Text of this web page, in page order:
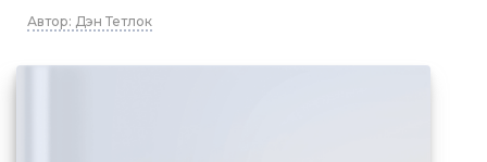
Автор: Дэн Тетлок